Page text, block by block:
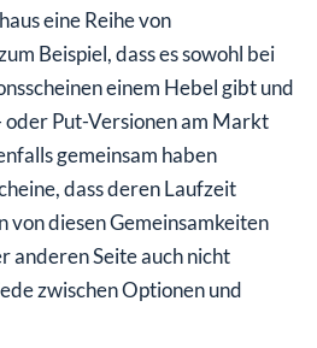
eine Reihe von
Beispiel, dass es sowohl bei
einem Hebel gibt und
Put-Versionen am Markt
gemeinsam haben
dass deren Laufzeit
von diesen Gemeinsamkeiten
anderen Seite auch nicht
zwischen Optionen und